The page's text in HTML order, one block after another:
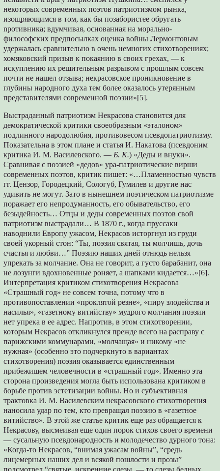
некоторых современных поэтов патриотизмом рынка,
изощряющимся в том, как бы позабористее обругать
npотивникa; вдумчивая, основанная на морально-
философских предпосылках оценка войны Лермонтовым
удержалась сравнительно в очень немногих стихотворениях;
хомяковский призыв к покаянию в своих грехах, — к
искуплению их решительным разрывом с прошлым совсем
почти не нашел отзыва; некрасовское проникновение в
глубины народного духа тем более оказалось утерянным
представителями современной поэзии»[5].
Выстраданный патриотизм Некрасова становится для
демократической критики своеобразным «эталоном»
подлинного народолюбия, противовесом псевдопатриотизму.
Показательна в этом плане и статья И. Накатова (псевдоним
критика И. М. Василевского. — Б. К.) «Деды и внуки».
Сравнивая с поэзией «дедов» ура-патриотические вирши
современных поэтов, критик пишет: «…Пламенностью чувств
гг. Цензор, Городецкий, Сологуб, Гумилев и другие нас
удивить не могут. Зато в нынешнем поэтическом патриотизме
поражает eго непродуманность, его обывательство, его
безыдейность… Отцы и деды современных поэтов свой
патриотизм выстрадали… В 1870 г., когда пруссаки
наводнили Европу ужасом, Некрасов исторгнул из груди
своей укорный стон: “Ты, поэзия святая, ты молчишь, дочь
счастья и любви…” Поэзию наших дней отнюдь нельзя
упрекать за молчание. Она нe говорит, а густо барабанит, она
не лозунги вдохновенные роняет, а шапками кидается…»[6].
Интерпретация критиком стихотворения Некрасова
«Страшный год» не совсем точна, потому что в
противопоставлении «проклятой резне», «пиру злодейства и
насилья», «газетному витийству» мудрого молчания поэзии
нет упрека в ее адрес. Напротив, в этом стихотворении,
которым Некрасов откликнулся прежде всего на расправу с
парижскими коммунарами, «молчащая» и никому «не
нужная» (особенно это подчеркнуто в вариантах
стихотворения) поэзия оказывается единственным
прибежищем человечности в «страшный год». Именно эта
сторона произведения могла быть использована критиком в
борьбе против эстетизации войны. Но и субъективная
трактовка И. М. Василевским некрасовского стихотворения
наносила удар по тем, кто превращал поэзию в «газетное
витийство». В этой же статье критик еще раз обращается к
Некрасову, высмеивая еще один порок стихов своего времени
— сусальную псевдонародность и молодечество дурного тона:
«Когда-то Некрасов, “внимая ужасам войны”, “средь
лицемерных наших дел и всякой пошлости и прозы”
подсмотрел “святые, искренние слезы, — то слезы бедных